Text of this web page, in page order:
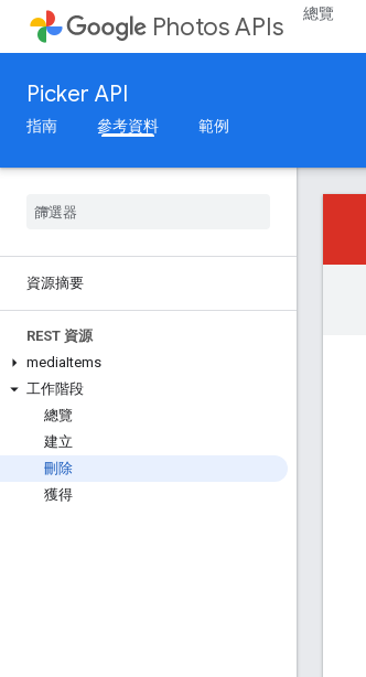
Photos APIs 總覽
Picker API
指南 參考資料 範例
資源摘要
REST 資源
mediaItems
工作階段
總覽
建立
刪除
獲得